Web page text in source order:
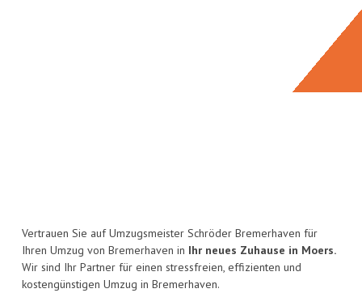
Vertrauen Sie auf Umzugsmeister Schröder Bremerhaven für
Ihren Umzug von Bremerhaven in Ihr neues Zuhause in Moers.
Wir sind Ihr Partner für einen stressfreien, effizienten und
kostengünstigen Umzug in Bremerhaven.